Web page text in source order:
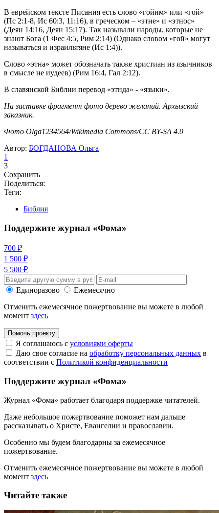
В еврейском тексте Писания есть слово «гойим» или «гой»
(Пс 2:1-8, Ис 60:3, 11:16), в греческом – «этне» и «этнос»
(Деян 14:16, Деян 15:17). Так называли народы, которые не
знают Бога (1 Фес 4:5, Рим 2:14) (Однако словом «гой» могут
называться и израильтяне (Ис 1:4)).
Слово «этна» может обозначать также христиан из язычников
в смысле не иудеев) (Рим 16:4, Гал 2:12).
В славянской Библии перевод «этнда» - «языки».
На заставке фрагмент фото дерево желаний. Архызский
заказник.
Фото Olga1234564/Wikimedia Commons/CC BY-SA 4.0
Автор: БОГДАНОВА Ольга
1
3
Сохранить
Поделиться:
Теги:
Библия
Поддержите журнал «Фома»
700 ₽
1 500 ₽
5 500 ₽
Единоразово
Ежемесячно
Отменить ежемесячное пожертвование вы можете в любой
момент здесь
Помочь проекту
Я соглашаюсь с условиями оферты
Даю свое согласие на обработку персональных данных в
соответствии с Политикой конфиденциальности
Поддержите журнал «Фома»
Журнал «Фома» работает благодаря поддержке читателей.
Даже небольшое пожертвование поможет нам дальше
рассказывать о Христе, Евангелии и православии.
Особенно мы будем благодарны за ежемесячное
пожертвование.
Отменить ежемесячное пожертвование вы можете в любой
момент здесь
Читайте также